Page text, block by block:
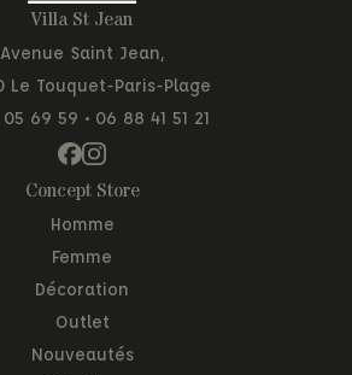
Villa St Jean
Avenue Saint Jean,
Le Touquet-Paris-Plage
05 69 59 • 06 88 41 51 21
Concept Store
Homme
Femme
Décoration
Outlet
Nouveautés